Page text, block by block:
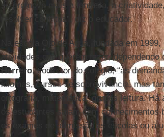
se promove mais a fantasia, a
resolver conflitos”, diz o educador.
Na escola Ojo de Agua, fundada em
atividades que querem fazer,
Herrero, codiretor do colégio, “as
idiomas, cursos de sobrevivência, mas
ortografia, matemática, grupos leitura.
os estudantes saiam com
os exames de admissão às escolas ou à